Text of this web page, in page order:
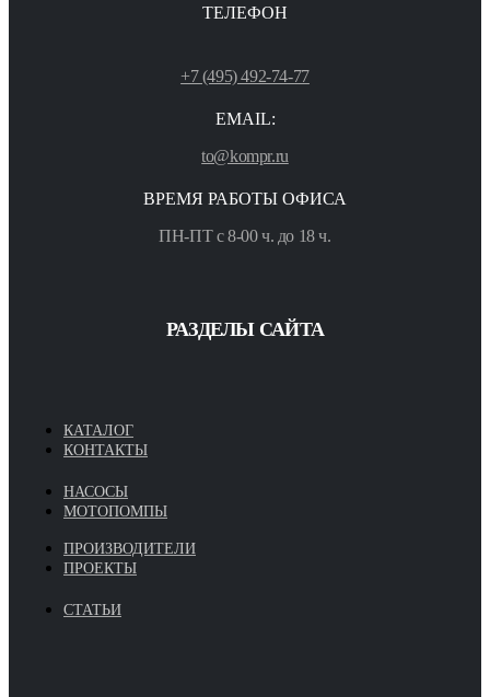
ТЕЛЕФОН
+7 (495) 492-74-77
EMAIL:
to@kompr.ru
ВРЕМЯ РАБОТЫ ОФИСА
ПН-ПТ с 8-00 ч. до 18 ч.
РАЗДЕЛЫ САЙТА
КАТАЛОГ
КОНТАКТЫ
НАСОСЫ
МОТОПОМПЫ
ПРОИЗВОДИТЕЛИ
ПРОЕКТЫ
СТАТЬИ